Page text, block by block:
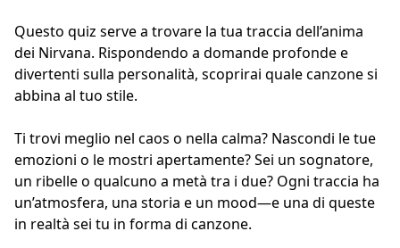
Questo quiz serve a trovare la tua traccia dell’anima
dei Nirvana. Rispondendo a domande profonde e
divertenti sulla personalità, scoprirai quale canzone si
abbina al tuo stile.
Ti trovi meglio nel caos o nella calma? Nascondi le tue
emozioni o le mostri apertamente? Sei un sognatore,
un ribelle o qualcuno a metà tra i due? Ogni traccia ha
un’atmosfera, una storia e un mood—e una di queste
in realtà sei tu in forma di canzone.